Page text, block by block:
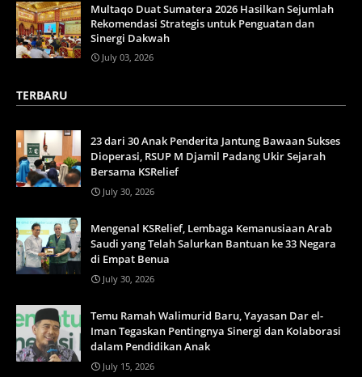
Multaqo Duat Sumatera 2026 Hasilkan Sejumlah
Rekomendasi Strategis untuk Penguatan dan
Sinergi Dakwah
July 03, 2026
TERBARU
23 dari 30 Anak Penderita Jantung Bawaan Sukses
Dioperasi, RSUP M Djamil Padang Ukir Sejarah
Bersama KSRelief
July 30, 2026
Mengenal KSRelief, Lembaga Kemanusiaan Arab
Saudi yang Telah Salurkan Bantuan ke 33 Negara
di Empat Benua
July 30, 2026
Temu Ramah Walimurid Baru, Yayasan Dar el-
Iman Tegaskan Pentingnya Sinergi dan Kolaborasi
dalam Pendidikan Anak
July 15, 2026